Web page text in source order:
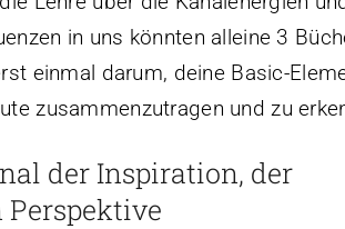
in uns könnten alleine 3
einmal darum, deine Basic-
zusammenzutragen und zu
der Inspiration, der